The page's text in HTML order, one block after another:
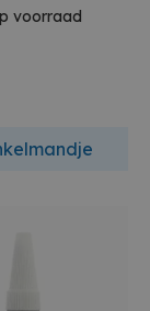
voorraad